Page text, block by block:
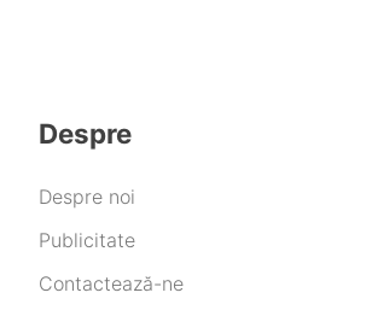
Despre
Despre noi
Publicitate
Contactează-ne